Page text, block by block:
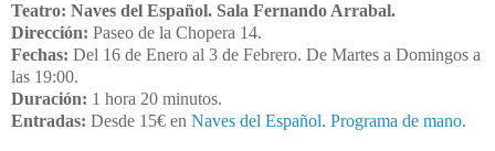
Teatro: Naves del Español. Sala Fernando Arrabal.
Dirección: Paseo de la Chopera 14.
Fechas: Del 16 de Enero al 3 de Febrero. De Martes a Domingos a
las 19:00.
Duración: 1 hora 20 minutos.
Entradas: Desde 15€ en Naves del Español. Programa de mano.